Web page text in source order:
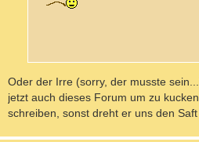
Oder der Irre (sorry, der musste
jetzt auch dieses Forum um zu
schreiben, sonst dreht er uns den Saft